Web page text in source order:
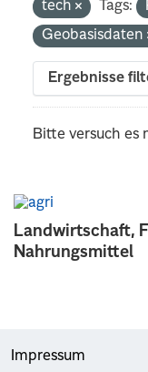
Landwirtschaft,
Nahrungsmittel
tech
Tags:
Geobasisdaten
Ergebnisse
Bitte versuch es
Impressum